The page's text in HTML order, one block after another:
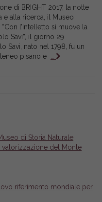
di BRIGHT 2017, la notte
e alla ricerca, il Museo
l’intelletto si muove la
Savi”, il giorno 29
Savi, nato nel 1798, fu un
pisano e
di Storia Naturale
valorizzazione del Monte
riferimento mondiale per